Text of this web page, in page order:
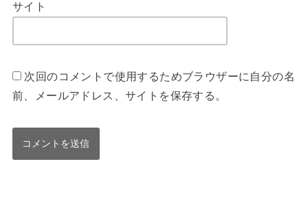
サイト
次回のコメントで使用するためブラウザーに自分の名
前、メールアドレス、サイトを保存する。